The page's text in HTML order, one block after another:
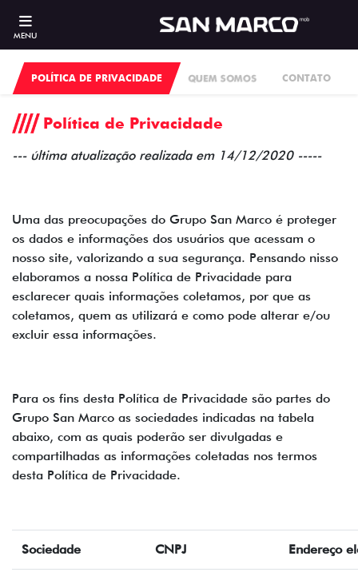
MENU
QUEM SOMOS CONTATO
POLÍTICA DE PRIVACIDADE
Política de Privacidade
--- última atualização realizada em 14/12/2020 -----
Uma das preocupações do Grupo San Marco é proteger
os dados e informações dos usuários que acessam o
nosso site, valorizando a sua segurança. Pensando nisso
elaboramos a nossa Política de Privacidade para
esclarecer quais informações coletamos, por que as
coletamos, quem as utilizará e como pode alterar e/ou
excluir essa informações.
Para os fins desta Política de Privacidade são partes do
Grupo San Marco as sociedades indicadas na tabela
abaixo, com as quais poderão ser divulgadas e
compartilhadas as informações coletadas nos termos
desta Política de Privacidade.
Sociedade CNPJ Endereço